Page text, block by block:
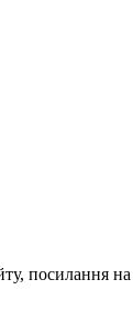
посилання